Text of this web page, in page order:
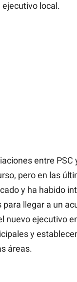
local.
entre PSC
pero en las
y ha habido
llegar a un
nuevo ejecutivo
y
áreas.